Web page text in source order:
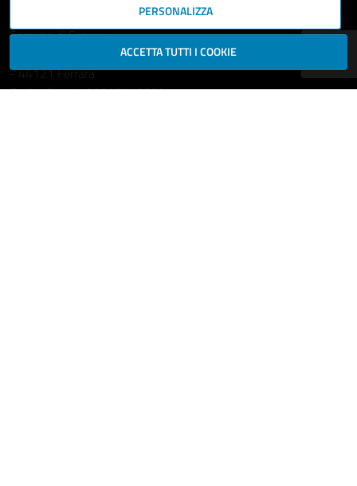
Comune di Ferrara
Piazza del Municipio, 2
- 44121 Ferrara
Codice fiscale: 00297110389
PERSONALIZZA
ACCETTA TUTTI I COOKIE